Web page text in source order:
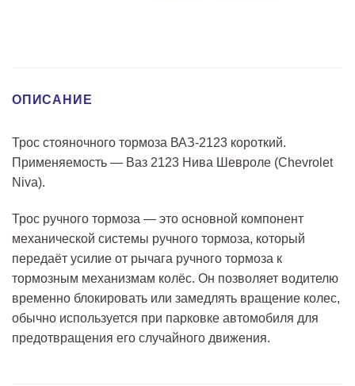
ОПИСАНИЕ
Трос стояночного тормоза ВАЗ-2123 короткий.
Применяемость — Ваз 2123 Нива Шевроле (Chevrolet
Niva).
Трос ручного тормоза — это основной компонент
механической системы ручного тормоза, который
передаёт усилие от рычага ручного тормоза к
тормозным механизмам колёс. Он позволяет водителю
временно блокировать или замедлять вращение колес,
обычно используется при парковке автомобиля для
предотвращения его случайного движения.